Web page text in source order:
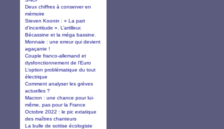
Deux chiffres à conserver en
mémoire
Steven Koonin : « La part
d’incertitude ». L’artilleur.
Bécassine et la méga bassine.
Monnaie : une erreur qui devient
agaçante !
Couple franco-allemand et
dysfonctionnement de l’Euro
L’option problématique du tout
électrique
Comment analyser les grèves
actuelles ?
Macron : une chance pour lui-
même, pas pour la France
Octobre 2022 : le pic extatique
des maîtres chanteurs
La bulle de sottise écologiste